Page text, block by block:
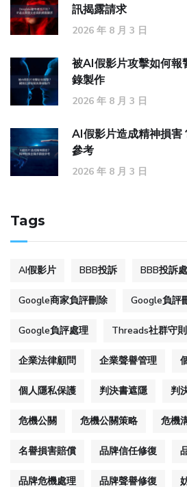
訊揭露請求
2026 年 8 月 3 日
被AI假影片攻擊如何報
錄製作
2026 年 8 月 3 日
AI假影片造成精神損害
參考
2026 年 8 月 3 日
Tags
AI假影片 BBB投訴 BBB投訴
Google商家負評刪除 Google負評
Google負評處理 Threads社群守則
企業法律顧問 企業聲譽管理
個人隱私保護 判決書遮隱 判
危機公關 危機公關策略 危機
名譽損害賠償 品牌信任修復
品牌危機處理 品牌聲譽修復